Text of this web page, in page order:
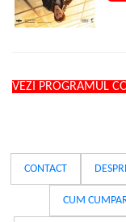
VEZI PROGRAMUL
CONTACT
CUM